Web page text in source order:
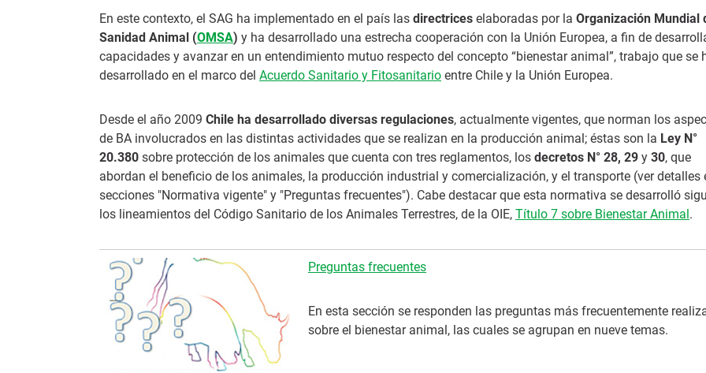
En este contexto, el SAG ha implementado en el país las directrices elaboradas por la Organización Mundial
Sanidad Animal (OMSA) y ha desarrollado una estrecha cooperación con la Unión Europea, a fin de
capacidades y avanzar en un entendimiento mutuo respecto del concepto “bienestar animal”, trabajo que se
desarrollado en el marco del Acuerdo Sanitario y Fitosanitario entre Chile y la Unión Europea.
Desde el año 2009 Chile ha desarrollado diversas regulaciones, actualmente vigentes, que norman los
de BA involucrados en las distintas actividades que se realizan en la producción animal; éstas son la Ley N°
20.380 sobre protección de los animales que cuenta con tres reglamentos, los decretos N° 28, 29 y 30, que
abordan el beneficio de los animales, la producción industrial y comercialización, y el transporte (ver detalles
secciones "Normativa vigente" y "Preguntas frecuentes"). Cabe destacar que esta normativa se desarrolló
los lineamientos del Código Sanitario de los Animales Terrestres, de la OIE, Título 7 sobre Bienestar Animal.
Preguntas frecuentes
En esta sección se responden las preguntas más frecuentemente
sobre el bienestar animal, las cuales se agrupan en nueve temas.